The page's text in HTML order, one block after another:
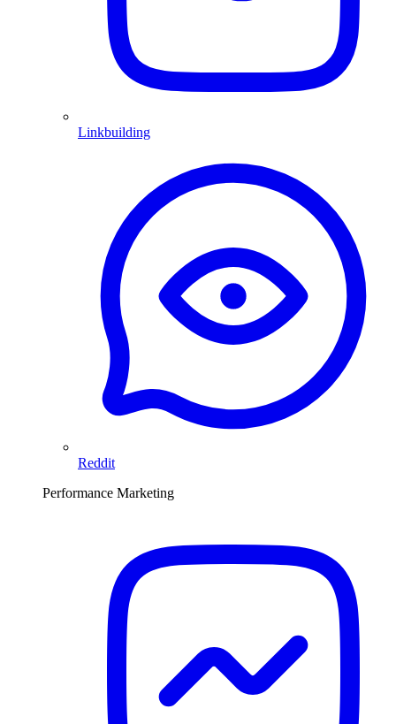
Linkbuilding
Reddit
Performance Marketing